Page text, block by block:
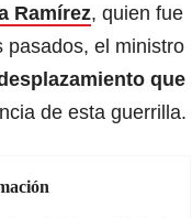
Ramírez, quien fue
pasados, el ministro
que
de esta guerrilla.